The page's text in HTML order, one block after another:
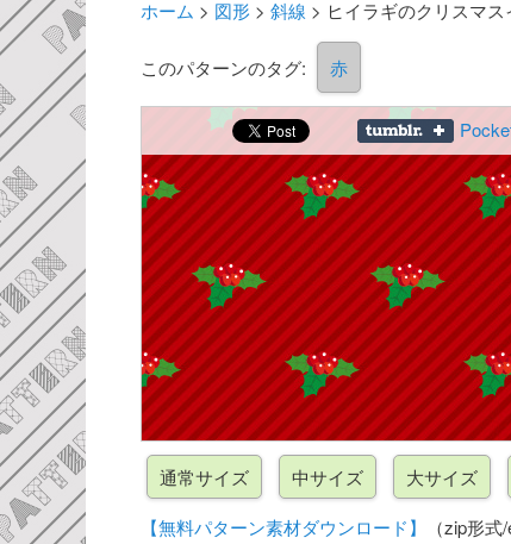
ホーム > 図形> 斜線 > ヒイラギのクリスマ
このパターンのタグ: 赤
【無料パターン素材ダウンロード】 （zip形式